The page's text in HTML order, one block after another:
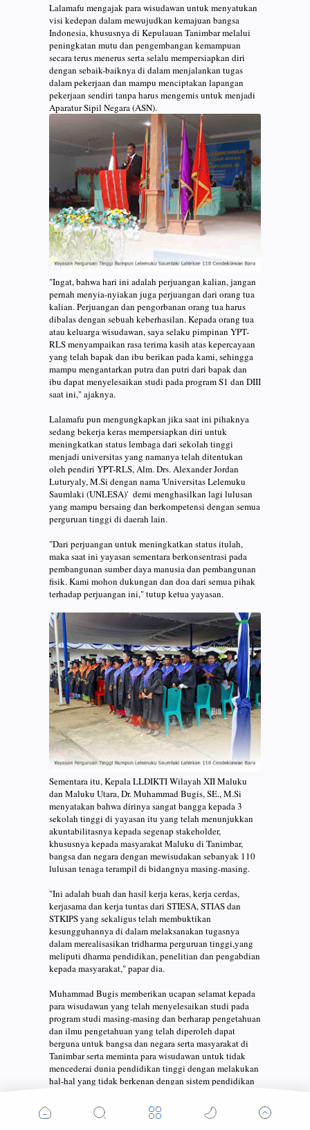
Lalamafu mengajak para wisudawan untuk menyatukan
visi kedepan dalam mewujudkan kemajuan bangsa
Indonesia, khususnya di Kepulauan Tanimbar melalui
peningkatan mutu dan pengembangan kemampuan
secara terus menerus serta selalu mempersiapkan diri
dengan sebaik-baiknya di dalam menjalankan tugas
dalam pekerjaan dan mampu menciptakan lapangan
pekerjaan sendiri tanpa harus mengemis untuk menjadi
Aparatur Sipil Negara (ASN).
"Ingat, bahwa hari ini adalah perjuangan kalian, jangan
pernah menyia-nyiakan juga perjuangan dari orang tua
kalian. Perjuangan dan pengorbanan orang tua harus
dibalas dengan sebuah keberhasilan. Kepada orang tua
atau keluarga wisudawan, saya selaku pimpinan YPT-
RLS menyampaikan rasa terima kasih atas kepercayaan
yang telah bapak dan ibu berikan pada kami, sehingga
mampu mengantarkan putra dan putri dari bapak dan
ibu dapat menyelesaikan studi pada program S1 dan DIII
saat ini," ajaknya.
Lalamafu pun mengungkapkan jika saat ini pihaknya
sedang bekerja keras mempersiapkan diri untuk
meningkatkan status lembaga dari sekolah tinggi
menjadi universitas yang namanya telah ditentukan
oleh pendiri YPT-RLS, Alm. Drs. Alexander Jordan
Luturyaly, M.Si dengan nama 'Universitas Lelemuku
Saumlaki (UNLESA)' demi menghasilkan lagi lulusan
yang mampu bersaing dan berkompetensi dengan semua
perguruan tinggi di daerah lain.
"Dari perjuangan untuk meningkatkan status itulah,
maka saat ini yayasan sementara berkonsentrasi pada
pembangunan sumber daya manusia dan pembangunan
fisik. Kami mohon dukungan dan doa dari semua pihak
terhadap perjuangan ini," tutup ketua yayasan.
Sementara itu, Kepala LLDIKTI Wilayah XII Maluku
dan Maluku Utara, Dr. Muhammad Bugis, SE., M.Si
menyatakan bahwa dirinya sangat bangga kepada 3
sekolah tinggi di yayasan itu yang telah menunjukkan
akuntabilitasnya kepada segenap stakeholder,
khususnya kepada masyarakat Maluku di Tanimbar,
bangsa dan negara dengan mewisudakan sebanyak 110
lulusan tenaga terampil di bidangnya masing-masing.
"Ini adalah buah dan hasil kerja keras, kerja cerdas,
kerjasama dan kerja tuntas dari STIESA, STIAS dan
STKIPS yang sekaligus telah membuktikan
kesungguhannya di dalam melaksanakan tugasnya
dalam merealisasikan tridharma perguruan tinggi,yang
meliputi dharma pendidikan, penelitian dan pengabdian
kepada masyarakat," papar dia.
Muhammad Bugis memberikan ucapan selamat kepada
para wisudawan yang telah menyelesaikan studi pada
program studi masing-masing dan berharap pengetahuan
dan ilmu pengetahuan yang telah diperoleh dapat
berguna untuk bangsa dan negara serta masyarakat di
Tanimbar serta meminta para wisudawan untuk tidak
mencederai dunia pendidikan tinggi dengan melakukan
hal-hal yang tidak berkenan dengan sistem pendidikan
"Anda semua adalah orang-orang yang paling terdepan,